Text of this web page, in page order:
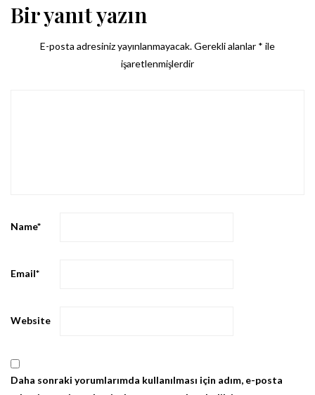
Bir yanıt yazın
E-posta adresiniz yayınlanmayacak.Gerekli alanlar * ile
işaretlenmişlerdir
Name*
Email*
Website
Daha sonraki yorumlarımda kullanılması için adım, e-posta